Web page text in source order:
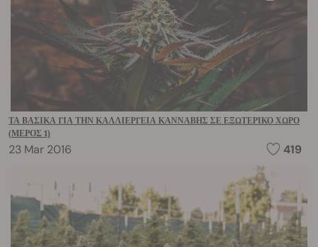
ΤΑ ΒΑΣΙΚΆ ΓΙΑ ΤΗΝ ΚΑΛΛΙΈΡΓΕΙΑ ΚΆΝΝΑΒΗΣ ΣΕ ΕΞΩΤΕΡΙΚΌ ΧΏΡΟ
(ΜΈΡΟΣ 1)
23 Mar 2016 419